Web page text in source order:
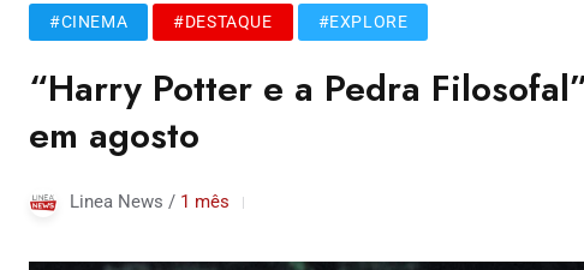
#CINEMA #DESTAQUE #EXPLORE
“Harry Potter e a Pedra
em agosto
Linea News / 1 mês